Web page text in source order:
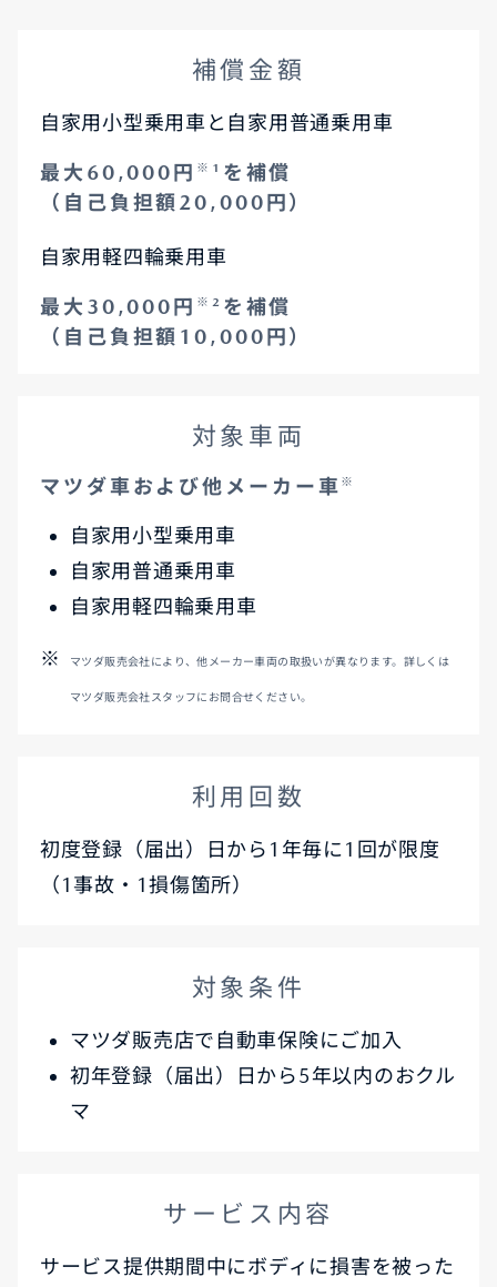
補償金額
自家用小型乗用車と自家用普通乗用車
最大60,000円 ※1 を補償
（自己負担額20,000円）
自家用軽四輪乗用車
最大30,000円 ※2 を補償
（自己負担額10,000円）
対象車両
マツダ車および他メーカー車 ※
自家用小型乗用車
自家用普通乗用車
自家用軽四輪乗用車
マツダ販売会社により、他メーカー車両の取扱いが異なります。詳しくは
マツダ販売会社スタッフにお問合せください。
利用回数
初度登録（届出）日から1年毎に1回が限度
（1事故・1損傷箇所）
対象条件
マツダ販売店で自動車保険にご加入
初年登録（届出）日から5年以内のおクル
マ
サービス内容
サービス提供期間中にボディに損害を被った